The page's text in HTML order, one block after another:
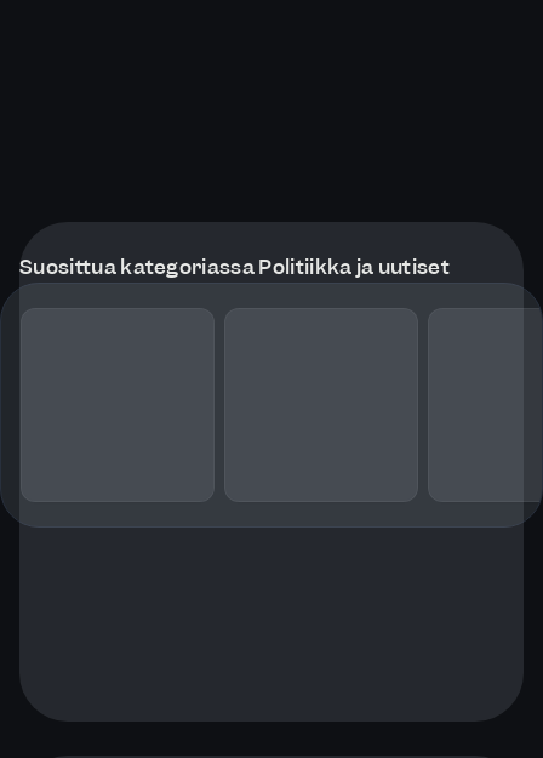
Suosittua kategoriassa Politiikka ja uutiset